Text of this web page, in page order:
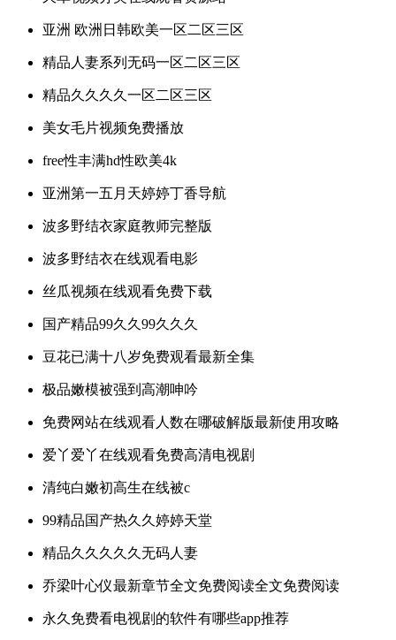
亚洲 欧洲日韩欧美一区二区三区
精品人妻系列无码一区二区三区
精品久久久久一区二区三区
美女毛片视频免费播放
free性丰满hd性欧美4k
亚洲第一五月天婷婷丁香导航
波多野结衣家庭教师完整版
波多野结衣在线观看电影
丝瓜视频在线观看免费下载
国产精品99久久99久久久
豆花已满十八岁免费观看最新全集
极品嫩模被强到高潮呻吟
免费网站在线观看人数在哪破解版最新使用攻略
爱丫爱丫在线观看免费高清电视剧
清纯白嫩初高生在线被c
99精品国产热久久婷婷天堂
精品久久久久久无码人妻
乔梁叶心仪最新章节全文免费阅读全文免费阅读
永久免费看电视剧的软件有哪些app推荐